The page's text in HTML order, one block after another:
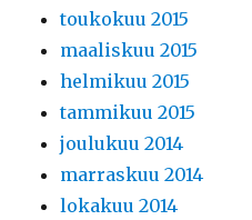
toukokuu 2015
maaliskuu 2015
helmikuu 2015
tammikuu 2015
joulukuu 2014
marraskuu 2014
lokakuu 2014